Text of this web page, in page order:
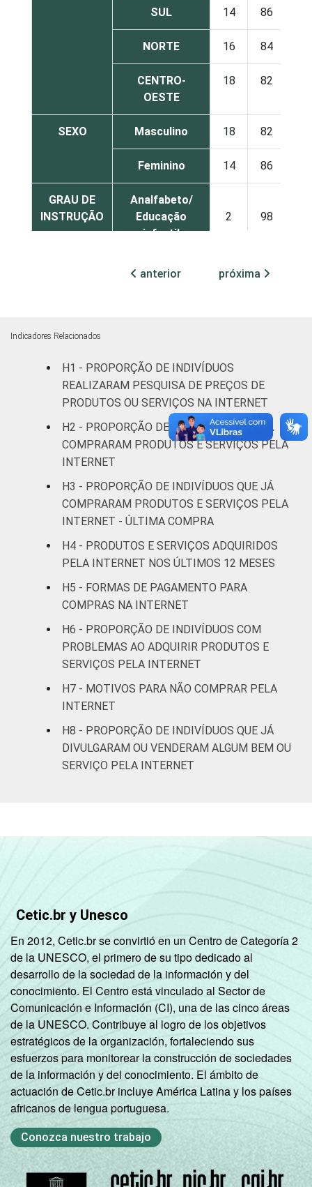
SUL 14 86
NORTE 16 84
CENTRO-
OESTE
18 82
SEXO Masculino 18 82
Feminino 14 86
GRAU DE
INSTRUÇÃO
Analfabeto/
Educação
infantil
2 98
Fundamental 94
FAIXA
ETÁRIA
De 10 a 15
anos
3 97
De 16 a 24
anos
15 85
anos
23 77
De 35 a 44
anos
mais
RENDA
FAMILIAR
Até R$415 4
R$416-R$830
R$831-R$1245 12 88
R$1246-
R$2075
19 81
C 10 90
D E 4
SITUAÇÃO
DE
EMPREGO
Trabalhador 21 79
Desempregado 15 85
Não integra a
população
ativa
93
Base: 7.866 entrevistados que já
acessaram a Internet.
anterior próxima
Indicadores Relacionados
H1 - PROPORÇÃO DE INDIVÍDUOS
REALIZARAM PESQUISA DE PREÇOS DE
PRODUTOS OU SERVIÇOS NA INTERNET
H2 - PROPORÇÃO DE INDIVÍDUOS QUE JÁ
COMPRARAM PRODUTOS E SERVIÇOS PELA
INTERNET
H3 - PROPORÇÃO DE INDIVÍDUOS QUE JÁ
COMPRARAM PRODUTOS E SERVIÇOS PELA
INTERNET - ÚLTIMA COMPRA
H4 - PRODUTOS E SERVIÇOS ADQUIRIDOS
PELA INTERNET NOS ÚLTIMOS 12 MESES
H5 - FORMAS DE PAGAMENTO PARA
COMPRAS NA INTERNET
H6 - PROPORÇÃO DE INDIVÍDUOS COM
PROBLEMAS AO ADQUIRIR PRODUTOS E
SERVIÇOS PELA INTERNET
H7 - MOTIVOS PARA NÃO COMPRAR PELA
INTERNET
H8 - PROPORÇÃO DE INDIVÍDUOS QUE JÁ
DIVULGARAM OU VENDERAM ALGUM BEM OU
SERVIÇO PELA INTERNET
Cetic.br y Unesco
En 2012, Cetic.br se convirtió en un Centro de Categoría 2
de la UNESCO, el primero de su tipo dedicado al
desarrollo de la sociedad de la información y del
conocimiento. El Centro está vinculado al Sector de
Comunicación e Información (CI), una de las cinco áreas
de la UNESCO. Contribuye al logro de los objetivos
estratégicos de la organización, fortaleciendo sus
esfuerzos para monitorear la construcción de sociedades
de la información y del conocimiento. El ámbito de
actuación de Cetic.br incluye América Latina y los países
africanos de lengua portuguesa.
Conozca nuestro trabajo